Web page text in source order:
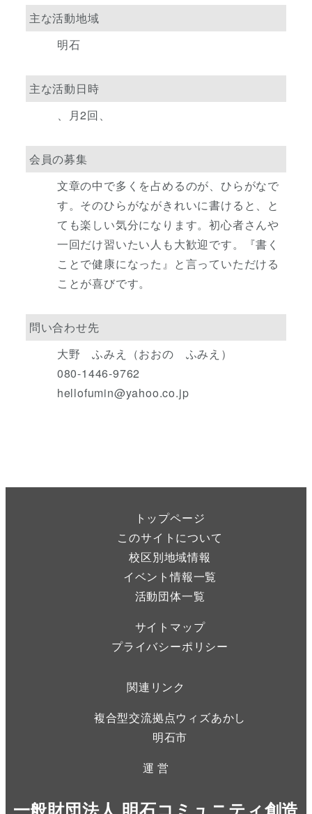
主な活動地域
明石
主な活動日時
、月2回、
会員の募集
文章の中で多くを占めるのが、ひらがなで
す。そのひらがながきれいに書けると、と
ても楽しい気分になります。初心者さんや
一回だけ習いたい人も大歓迎です。『書く
ことで健康になった』と言っていただける
ことが喜びです。
問い合わせ先
大野 ふみえ（おおの ふみえ）
080-1446-9762
hellofumin@yahoo.co.jp
トップページ
このサイトについて
校区別地域情報
イベント情報一覧
活動団体一覧
サイトマップ
プライバシーポリシー
関連リンク
複合型交流拠点ウィズあかし
明石市
運 営
一般財団法人 明石コミュニティ創造